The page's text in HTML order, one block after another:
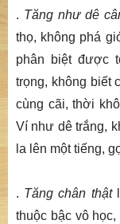
. Tăng như dê
thọ, không phá
phân biệt được
trọng, không biết
cùng cãi, thời
Ví như dê trắng,
la lên một tiếng,
. Tăng chân thật
thuộc bậc vô